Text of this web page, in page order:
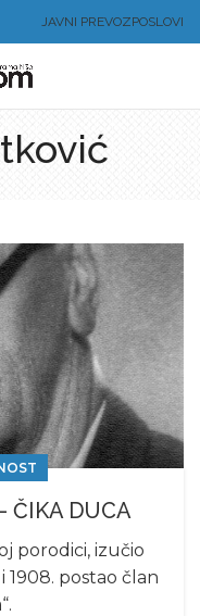
JAVNI PREVOZPOSLOVI
ČIKA DUCA
porodici, izučio
1908. postao član